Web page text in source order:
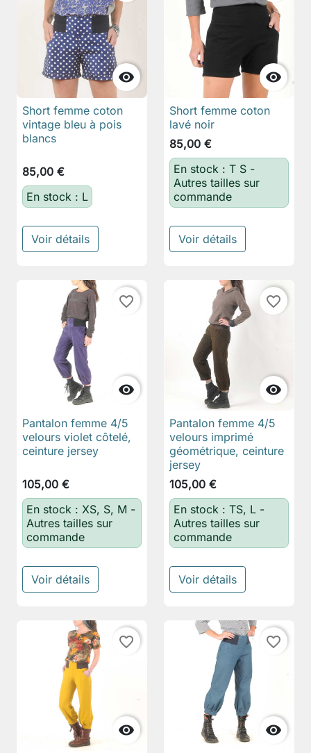

Short femme coton
vintage bleu à pois
blancs
85,00 €
En stock : L
Voir détails

Short femme coton
lavé noir
85,00 €
En stock : T S -
Autres tailles sur
commande
Voir détails

favorite_border
Pantalon femme 4/5
velours violet côtelé,
ceinture jersey
105,00 €
En stock : XS, S, M -
Autres tailles sur
commande
Voir détails

favorite_border
Pantalon femme 4/5
velours imprimé
géométrique, ceinture
jersey
105,00 €
En stock : TS, L -
Autres tailles sur
commande
Voir détails

favorite_border

favorite_border